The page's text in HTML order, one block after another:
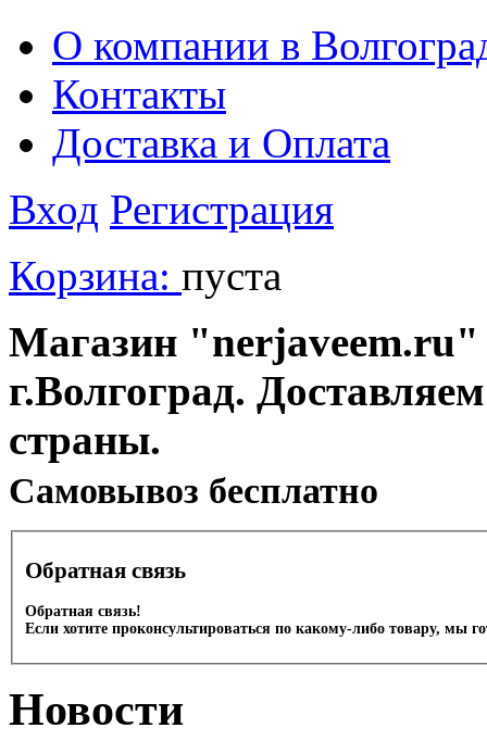
О компании в
Контакты
Доставка и Оплата
Вход Регистрация
Корзина: пуста
Магазин "nerjaveem.ru"
г.Волгоград.
страны.
Cамовывоз бесплатно
Обратная связь
Обратная связь!
Если хотите проконсультироваться по какому-либо товару, мы
Новости